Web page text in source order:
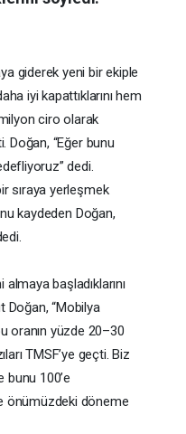
giderek yeni bir ekiple
iyi kapattıklarını hem
ciro olarak
“Eğer bunu
dedi.
sıraya yerleşmek
kaydeden Doğan,
başladıklarını
Doğan, “Mobilya
oranın yüzde 20–30
TMSF’ye geçti. Biz
bunu 100’e
önümüzdeki döneme